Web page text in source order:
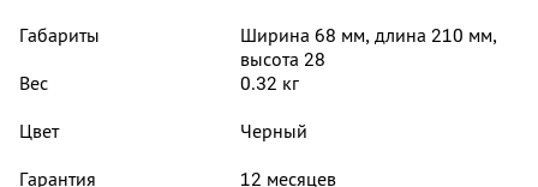
Габариты
Ширина 68 мм, длина 210 мм,
высота 28
Вес
0.32 кг
Цвет
Черный
Гарантия
12 месяцев